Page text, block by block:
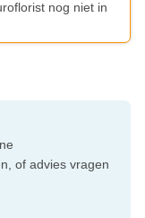
nog niet in
of advies vragen